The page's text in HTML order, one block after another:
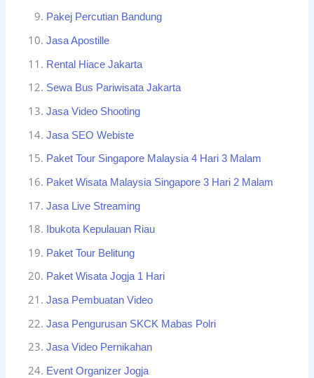
Pakej Percutian Bandung
Jasa Apostille
Rental Hiace Jakarta
Sewa Bus Pariwisata Jakarta
Jasa Video Shooting
Jasa SEO Webiste
Paket Tour Singapore Malaysia 4 Hari 3 Malam
Paket Wisata Malaysia Singapore 3 Hari 2 Malam
Jasa Live Streaming
Ibukota Kepulauan Riau
Paket Tour Belitung
Paket Wisata Jogja 1 Hari
Jasa Pembuatan Video
Jasa Pengurusan SKCK Mabas Polri
Jasa Video Pernikahan
Event Organizer Jogja